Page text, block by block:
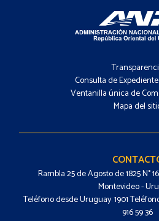
-
Consulta de
Ventanilla única de
Mapa del
-
Rambla 25 de Agosto de 1825 N°
Montevideo -
Teléfono desde Uruguay: 1901
916 59 36